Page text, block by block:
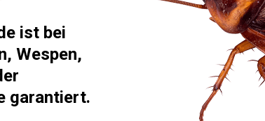
ist bei
Wespen,
garantiert.